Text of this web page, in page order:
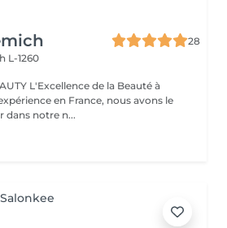
28
L-1260
Beauté à
dans notre n...